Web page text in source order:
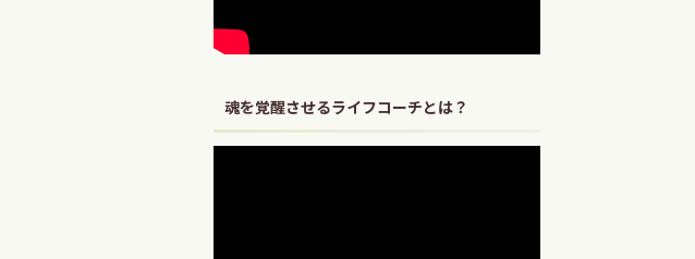
魂を覚醒させるライフコーチとは？